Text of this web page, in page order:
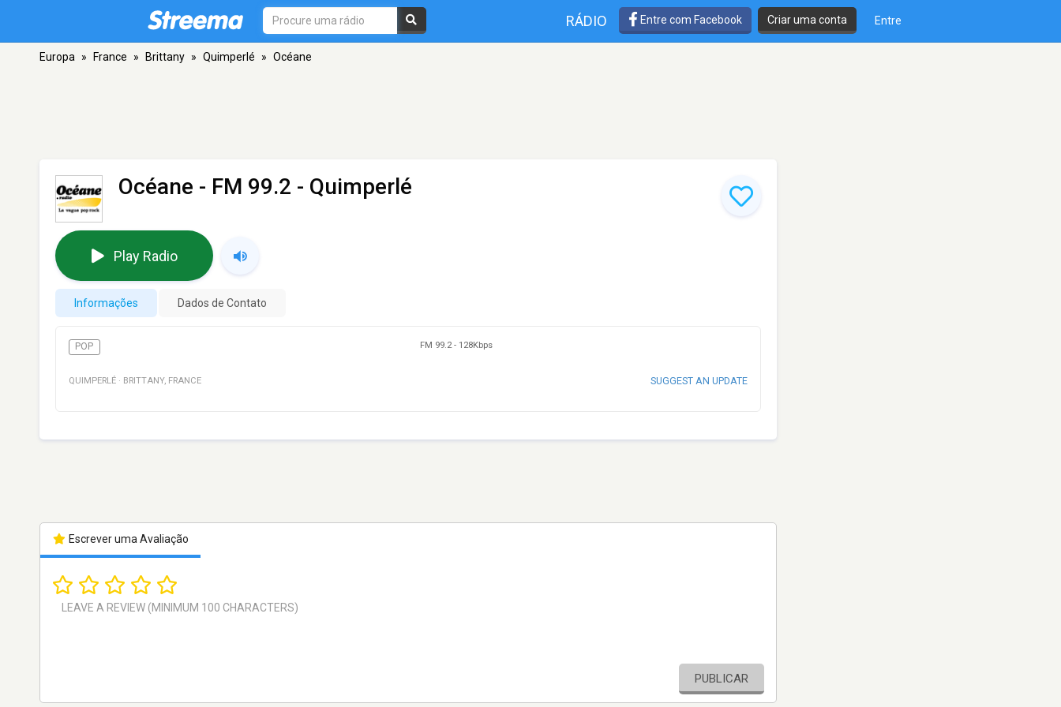
RÁDIO Entre com Facebook Criar uma conta Entre
Europa » France » Brittany » Quimperlé » Océane
Océane - FM 99.2 - Quimperlé
Play Radio
Informações Dados de Contato
POP FM 99.2- 128Kbps
QUIMPERLÉ · BRITTANY, FRANCE SUGGEST AN UPDATE
Escrever uma Avaliação
PUBLICAR